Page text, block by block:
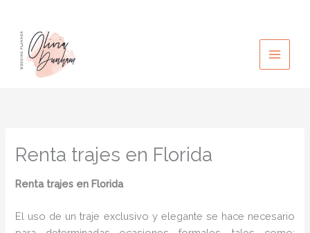
contenido
Renta trajes en Florida
Renta trajes en Florida
El uso de un traje exclusivo y elegante se hace necesario